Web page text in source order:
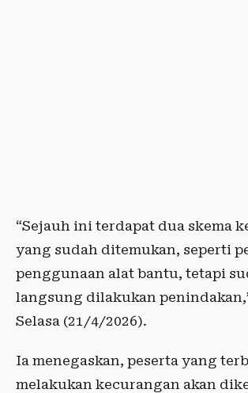
“Sejauh ini terdapat dua skema
yang sudah ditemukan, seperti
penggunaan alat bantu, tetapi
langsung dilakukan
Selasa (21/4/2026).
Ia menegaskan, peserta yang
melakukan kecurangan akan